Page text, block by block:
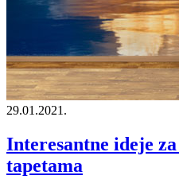
29.01.2021.
Interesantne ideje
tapetama